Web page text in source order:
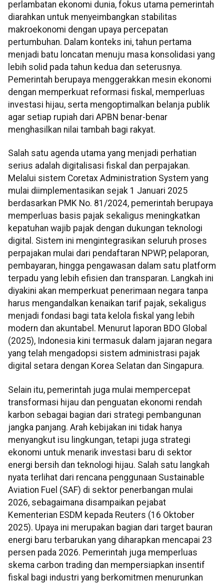
perlambatan ekonomi dunia, fokus utama pemerintah
diarahkan untuk menyeimbangkan stabilitas
makroekonomi dengan upaya percepatan
pertumbuhan. Dalam konteks ini, tahun pertama
menjadi batu loncatan menuju masa konsolidasi yang
lebih solid pada tahun kedua dan seterusnya.
Pemerintah berupaya menggerakkan mesin ekonomi
dengan memperkuat reformasi fiskal, memperluas
investasi hijau, serta mengoptimalkan belanja publik
agar setiap rupiah dari APBN benar-benar
menghasilkan nilai tambah bagi rakyat.
Salah satu agenda utama yang menjadi perhatian
serius adalah digitalisasi fiskal dan perpajakan.
Melalui sistem Coretax Administration System yang
mulai diimplementasikan sejak 1 Januari 2025
berdasarkan PMK No. 81/2024, pemerintah berupaya
memperluas basis pajak sekaligus meningkatkan
kepatuhan wajib pajak dengan dukungan teknologi
digital. Sistem ini mengintegrasikan seluruh proses
perpajakan mulai dari pendaftaran NPWP, pelaporan,
pembayaran, hingga pengawasan dalam satu platform
terpadu yang lebih efisien dan transparan. Langkah ini
diyakini akan memperkuat penerimaan negara tanpa
harus mengandalkan kenaikan tarif pajak, sekaligus
menjadi fondasi bagi tata kelola fiskal yang lebih
modern dan akuntabel. Menurut laporan BDO Global
(2025), Indonesia kini termasuk dalam jajaran negara
yang telah mengadopsi sistem administrasi pajak
digital setara dengan Korea Selatan dan Singapura.
Selain itu, pemerintah juga mulai mempercepat
transformasi hijau dan penguatan ekonomi rendah
karbon sebagai bagian dari strategi pembangunan
jangka panjang. Arah kebijakan ini tidak hanya
menyangkut isu lingkungan, tetapi juga strategi
ekonomi untuk menarik investasi baru di sektor
energi bersih dan teknologi hijau. Salah satu langkah
nyata terlihat dari rencana penggunaan Sustainable
Aviation Fuel (SAF) di sektor penerbangan mulai
2026, sebagaimana disampaikan pejabat
Kementerian ESDM kepada Reuters (16 Oktober
2025). Upaya ini merupakan bagian dari target bauran
energi baru terbarukan yang diharapkan mencapai 23
persen pada 2026. Pemerintah juga memperluas
skema carbon trading dan mempersiapkan insentif
fiskal bagi industri yang berkomitmen menurunkan